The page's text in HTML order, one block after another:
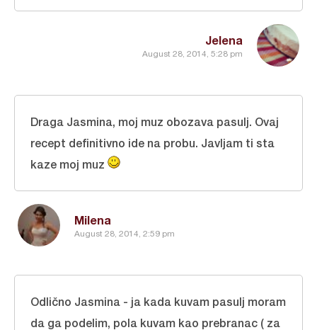
Jelena
August 28, 2014, 5:28 pm
Milena
August 28, 2014, 2:59 pm
Draga Jasmina, moj muz obozava pasulj. Ovaj
recept definitivno ide na probu. Javljam ti sta
kaze moj muz
Odlično Jasmina - ja kada kuvam pasulj moram
da ga podelim, pola kuvam kao prebranac ( za